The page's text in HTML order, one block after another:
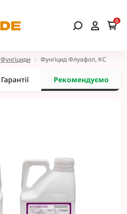
0
Фунгіциди Фунгіцид Флуафол, КС
Гарантії Рекомендуємо